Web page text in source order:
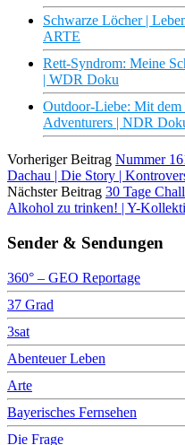
Schwarze Löcher |
ARTE
Rett-Syndrom: Meine
| WDR Doku
Outdoor-Liebe: Mit
Adventurers | NDR
Vorheriger Beitrag Nummer
Dachau | Die Story |
Nächster Beitrag 30 Tage
Alkohol zu trinken! | Y-
Sender & Sendungen
360° – GEO Reportage
37 Grad
3sat
Abenteuer Leben
Arte
Bayerisches Fernsehen
Die Frage